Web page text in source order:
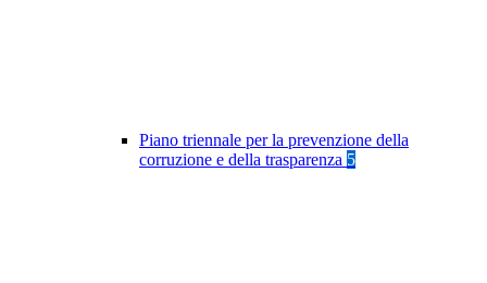
Piano triennale per la prevenzione della
corruzione e della trasparenza 5